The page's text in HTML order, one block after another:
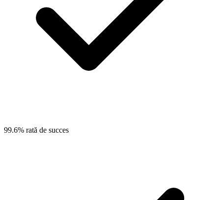
99.6% rată de succes